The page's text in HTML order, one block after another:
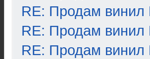
RE: Продам винил
RE: Продам винил
RE: Продам винил